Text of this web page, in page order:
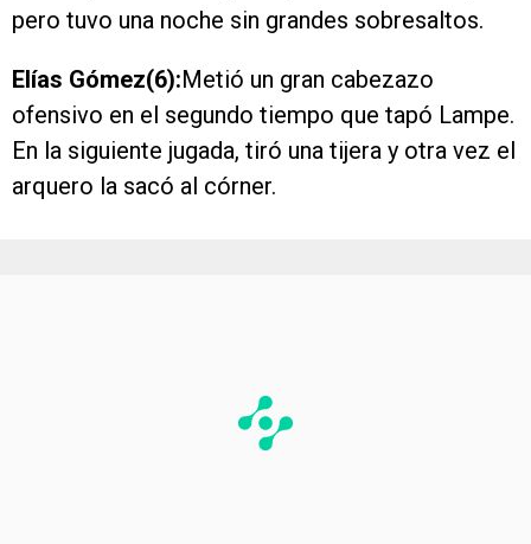
pero tuvo una noche sin grandes sobresaltos.
Elías Gómez(6):Metió un gran cabezazo
ofensivo en el segundo tiempo que tapó Lampe.
En la siguiente jugada, tiró una tijera y otra vez el
arquero la sacó al córner.